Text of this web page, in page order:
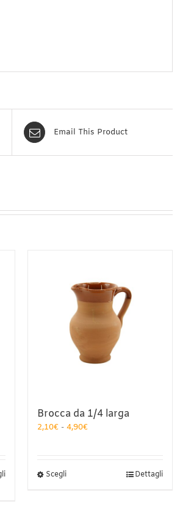
Email This Product
Brocca da 1/4 larga
2,10€ - 4,90€
ScegliQuesto
Dettagli